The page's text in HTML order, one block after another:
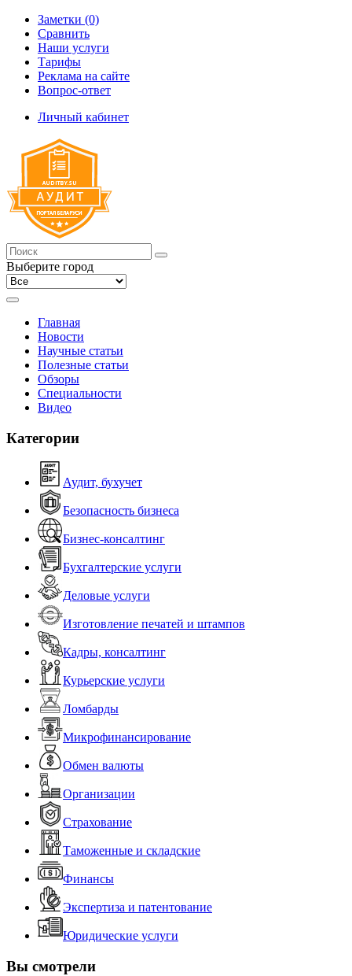
Заметки (0)
Сравнить
Наши услуги
Тарифы
Реклама на сайте
Вопрос-ответ
Личный кабинет
Выберите город
Главная
Новости
Научные статьи
Полезные статьи
Обзоры
Специальности
Видео
Категории
Аудит, бухучет
Безопасность бизнеса
Бизнес-консалтинг
Бухгалтерские услуги
Деловые услуги
Изготовление печатей и штампов
Кадры, консалтинг
Курьерские услуги
Ломбарды
Микрофинансирование
Обмен валюты
Организации
Страхование
Таможенные и складские
Финансы
Экспертиза и патентование
Юридические услуги
Вы смотрели